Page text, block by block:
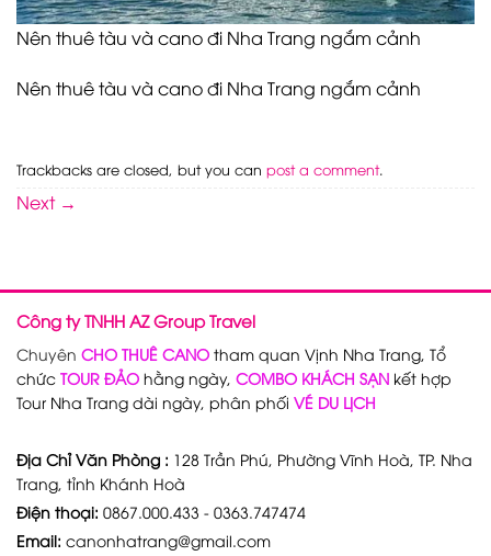
Nên thuê tàu và cano đi Nha Trang ngắm cảnh
Nên thuê tàu và cano đi Nha Trang ngắm cảnh
Trackbacks are closed, but you can post a comment.
Next →
Công ty TNHH AZ Group Travel
Chuyên CHO THUÊ CANO tham quan Vịnh Nha Trang, Tổ
chức TOUR ĐẢO hằng ngày, COMBO KHÁCH SẠN kết hợp
Tour Nha Trang dài ngày, phân phối VÉ DU LỊCH
Địa Chỉ Văn Phòng : 128 Trần Phú, Phường Vĩnh Hoà, TP. Nha
Trang, tỉnh Khánh Hoà
Điện thoại: 0867.000.433 - 0363.747474
Email: canonhatrang@gmail.com